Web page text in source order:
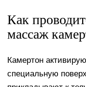
Как
массаж
Камертон
специальную